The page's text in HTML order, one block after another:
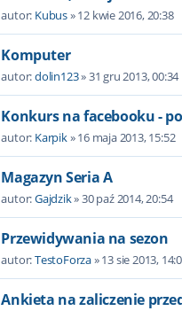
autor: Kubus»12 kwie 2016, 20:38
Komputer
autor:dolin123»31 gru 2013, 00:34
Konkurs na facebooku -
autor: Karpik»16 maja 2013, 15:52
Magazyn Seria A
autor:Gajdzik»30 paź 2014, 20:54
Przewidywania na sezon
autor:TestoForza»13 sie 2013,
Ankieta na zaliczenie